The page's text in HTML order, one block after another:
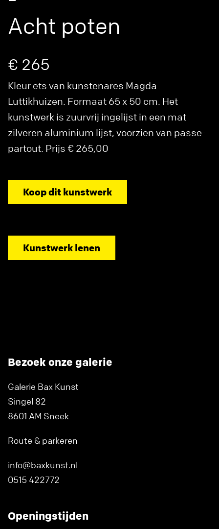
Acht poten
€ 265
Kleur ets van kunstenares Magda
Luttikhuizen. Formaat 65 x 50 cm. Het
kunstwerk is zuurvrij ingelijst in een mat
zilveren aluminium lijst, voorzien van passe-
partout. Prijs € 265,00
Koop dit kunstwerk
Kunstwerk lenen
Bezoek onze galerie
Galerie Bax Kunst
Singel 82
8601 AM Sneek
Route & parkeren
info@baxkunst.nl
0515 422772
Openingstijden